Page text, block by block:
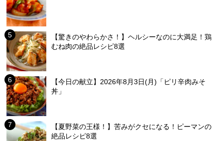
【驚きのやわらかさ！】ヘルシーなのに大満足！鶏
むね肉の絶品レシピ8選
【今日の献立】2026年8月3日(月)「ピリ辛肉みそ
丼」
【夏野菜の王様！】苦みがクセになる！ピーマンの
絶品レシピ8選